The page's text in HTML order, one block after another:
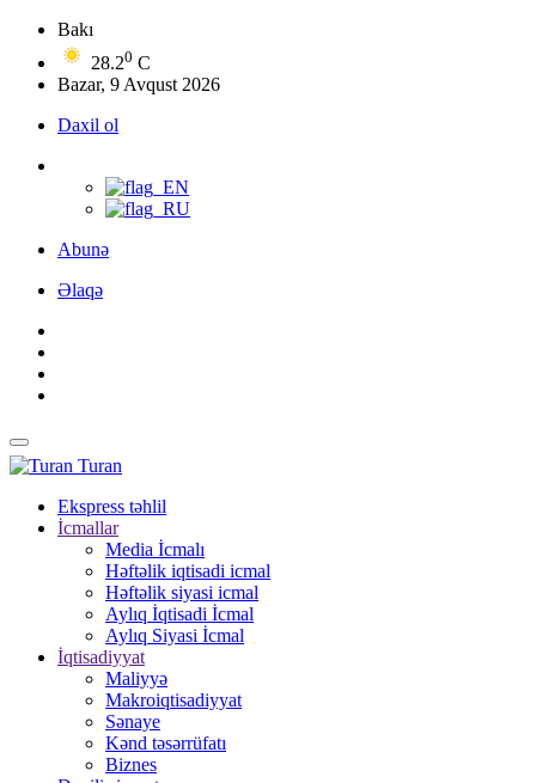
Bakı
28.20 C
Bazar, 9 Avqust 2026
Daxil ol
Abunə
Əlaqə
Turan
Ekspress təhlil
İcmallar
Media İcmalı
Həftəlik iqtisadi icmal
Həftəlik siyasi icmal
Aylıq İqtisadi İcmal
Aylıq Siyasi İcmal
İqtisadiyyat
Maliyyə
Makroiqtisadiyyat
Sənaye
Kənd təsərrüfatı
Biznes